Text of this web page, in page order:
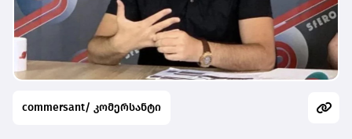
commersant/ კომერსანტი